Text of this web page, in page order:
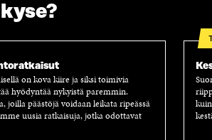
on kova kiire ja siksi toimivia
hyödyntää nykyistä paremmin.
joilla päästöjä voidaan leikata ripeässä
uusia ratkaisuja, jotka odottavat